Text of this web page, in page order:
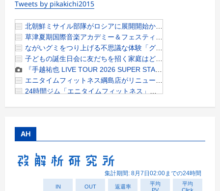
Tweets by pikakichi2015
AH